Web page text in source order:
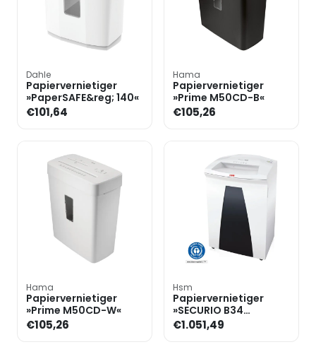
Dahle
Papiervernietiger
»PaperSAFE&reg; 140«
€101,64
Hama
Papiervernietiger
»Prime M50CD-B«
€105,26
Hama
Papiervernietiger
»Prime M50CD-W«
€105,26
Hsm
Papiervernietiger
»SECURIO B34
1,9x15mm« snijdt
snippers tot 12 bladen
€1.051,49